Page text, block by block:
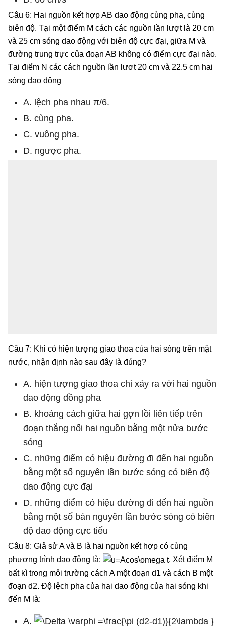
Câu 6: Hai nguồn kết hợp AB dao động cùng pha, cùng
biên độ. Tại một điểm M cách các nguồn lần lượt là 20 cm
và 25 cm sóng dao động với biên độ cực đại, giữa M và
đường trung trực của đoạn AB không có điểm cực đại nào.
Tại điểm N các cách nguồn lần lượt 20 cm và 22,5 cm hai
sóng dao động
A. lệch pha nhau π/6.
B. cùng pha.
C. vuông pha.
D. ngược pha.
Câu 7: Khi có hiện tượng giao thoa của hai sóng trên mặt
nước, nhận định nào sau đây là đúng?
A. hiện tượng giao thoa chỉ xảy ra với hai nguồn
dao động đồng pha
B. khoảng cách giữa hai gợn lồi liên tiếp trên
đoạn thẳng nối hai nguồn bằng một nửa bước
sóng
C. những điểm có hiệu đường đi đến hai nguồn
bằng một số nguyên lần bước sóng có biên độ
dao động cực đại
D. những điểm có hiệu đường đi đến hai nguồn
bằng một số bán nguyên lần bước sóng có biên
độ dao động cực tiểu
Câu 8: Giả sử A và B là hai nguồn kết hợp có cùng
phương trình dao động là:
. Xét điểm M
bất kì trong môi trường cách A một đoạn d1 và cách B một
đoạn d2. Độ lệch pha của hai dao động của hai sóng khi
đến M là:
A.